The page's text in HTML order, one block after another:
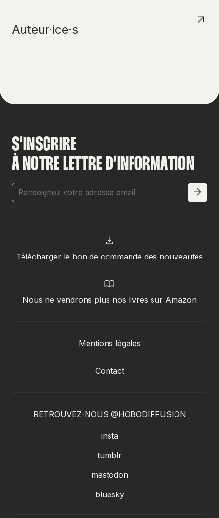
Auteur·ice·s
S’INSCRIRE
À NOTRE LETTRE D’INFORMATION
Télécharger le bon de commande des nouveautés
Nous ne vendrons plus nos livres sur Amazon
Mentions légales
Contact
RETROUVEZ-NOUS @HOBODIFFUSION
insta
tumblr
mastodon
bluesky